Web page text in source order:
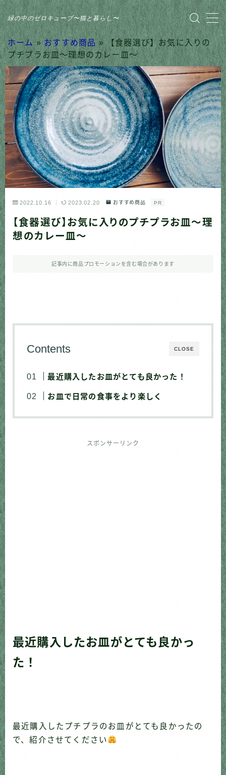
緑の中のゼロキューブ〜猫と暮らし〜
MENU
HOME
おすすめ商品
家のこと
日記
猫との暮らし
ホーム » おすすめ商品 » 【食器選び】お気に入りの
プチプラお皿〜理想のカレー皿〜
2022.10.16 2023.02.20 おすすめ商品 PR
【食器選び】お気に入りのプチプラお皿〜理
想のカレー皿〜
記事内に商品プロモーションを含む場合があります
CLOSE
Contents
最近購入したお皿がとても良かった！
お皿で日常の食事をより楽しく
スポンサーリンク
最近購入したお皿がとても良かっ
た！
最近購入したプチプラのお皿がとても良かったの
で、紹介させてください